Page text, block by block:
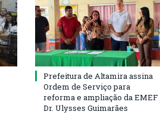
Prefeitura de Altamira assina
Ordem de Serviço para
reforma e ampliação da EMEF
Dr. Ulysses Guimarães